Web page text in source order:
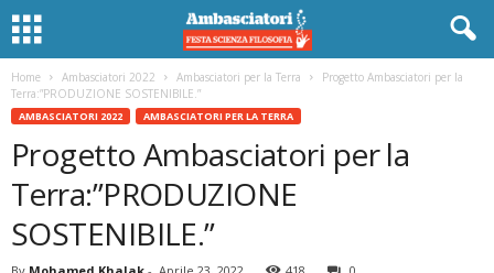
Home Ambasciatori 2022 Ambasciatori per la Terra
Progetto Ambasciatori per la
Terra:”PRODUZIONE SOSTENIBILE.”
AMBASCIATORI 2022 AMBASCIATORI PER LA TERRA
Progetto Ambasciatori per la
Terra:”PRODUZIONE
SOSTENIBILE.”